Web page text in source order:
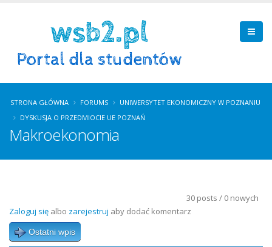
STRONA GŁÓWNA FORUMS
UNIWERSYTET EKONOMICZNY W POZNANIU
DYSKUSJA O PRZEDMIOCIE UE POZNAŃ
Makroekonomia
30 posts / 0 nowych
Zaloguj się albo zarejestruj aby dodać komentarz
Ostatni wpis